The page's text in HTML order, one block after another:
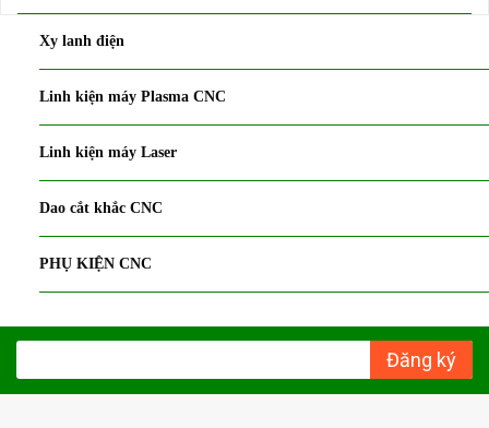
Xy lanh điện
Linh kiện máy Plasma CNC
Linh kiện máy Laser
Dao cắt khắc CNC
PHỤ KIỆN CNC
Đăng ký